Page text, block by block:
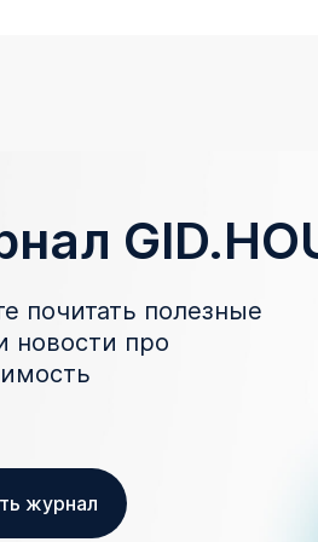
почитать полезные
новости про
журнал